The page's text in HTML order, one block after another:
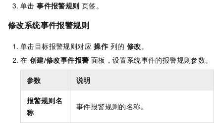
单击事件报警规则 页签。
修改系统事件报警规则
单击目标报警规则对应操作 列的 修改。
在 创建/修改事件报警 面板，设置系统事件的报警规则参数。
参数 说明
报警规则名
称
事件报警规则的名称。